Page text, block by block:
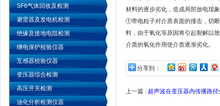
SF6气体回收及检测
避雷器及发电机检测
绝缘及接地电阻检测
继电保护校验仪器
互感器校验仪器
变压器综合检测
高压开关检测
油化分析检测仪器
材料的逐步劣化，造成局部放电现
①带电粒子对介质表面的撞击，切
料，由于氧化等原因将引起裂解以
介质的氧化作用使介质逐渐劣化。
分享到：
上一篇 : 超声波在变压器内传播路径